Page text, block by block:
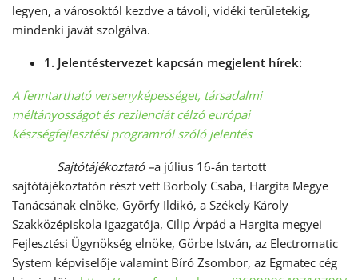
legyen, a városoktól kezdve a távoli, vidéki területekig,
mindenki javát szolgálva.
1. Jelentéstervezet kapcsán megjelent hírek:
A fenntartható versenyképességet, társadalmi
méltányosságot és rezilenciát célzó európai
készségfejlesztési programról szóló jelentés
Sajtótájékoztató –a július 16-án tartott
sajtótájékoztatón részt vett Borboly Csaba, Hargita Megye
Tanácsának elnöke, Györfy Ildikó, a Székely Károly
Szakközépiskola igazgatója, Cilip Árpád a Hargita megyei
Fejlesztési Ügynökség elnöke, Görbe István, az Electromatic
System képviselője valamint Bíró Zsombor, az Egmatec cég